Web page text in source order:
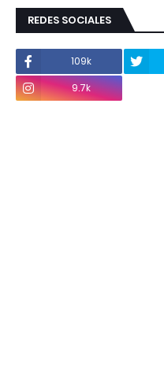
REDES SOCIALES
109k
9.7k